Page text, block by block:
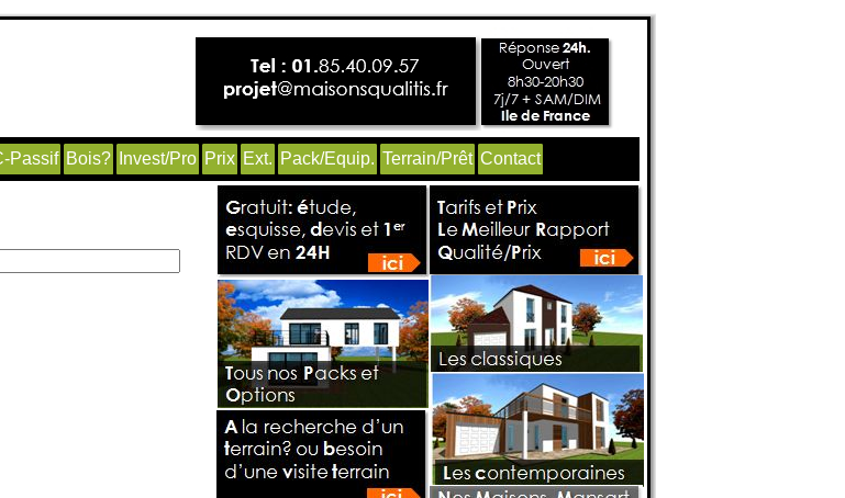
Passif Bois? Invest/Pro Prix Ext. Pack/Equip. Terrain/Prêt Contact